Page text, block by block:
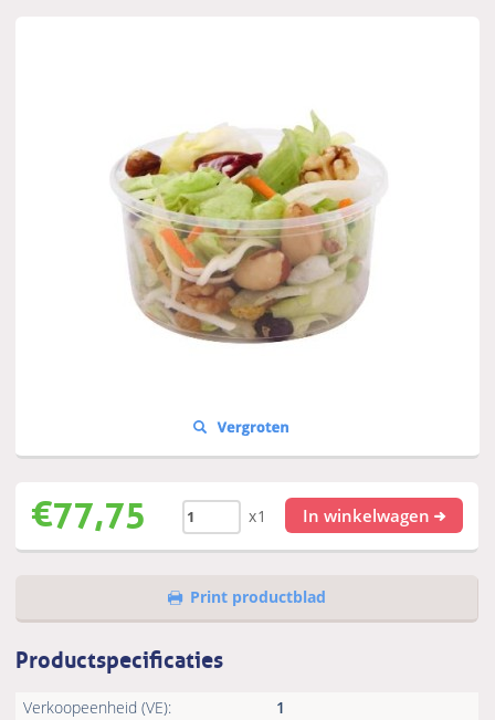
€77,75 x1 In winkelwagen
Print productblad
Productspecificaties
Verkoopeenheid (VE):
1